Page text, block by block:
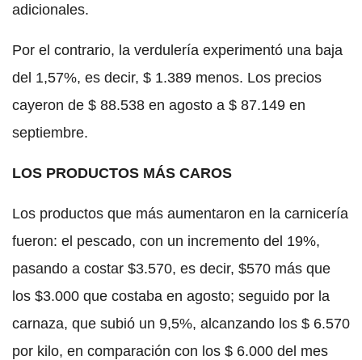
adicionales.
Por el contrario, la verdulería experimentó una baja
del 1,57%, es decir, $ 1.389 menos. Los precios
cayeron de $ 88.538 en agosto a $ 87.149 en
septiembre.
LOS PRODUCTOS MÁS CAROS
Los productos que más aumentaron en la carnicería
fueron: el pescado, con un incremento del 19%,
pasando a costar $3.570, es decir, $570 más que
los $3.000 que costaba en agosto; seguido por la
carnaza, que subió un 9,5%, alcanzando los $ 6.570
por kilo, en comparación con los $ 6.000 del mes